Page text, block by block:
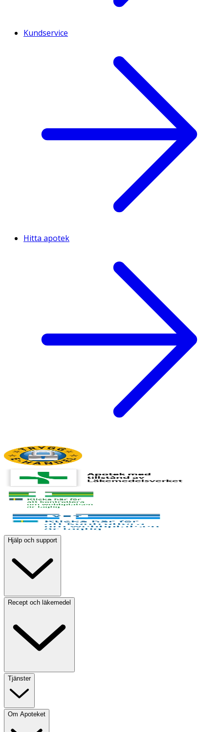
Kundservice
Hitta apotek
Hjälp och support
Recept och läkemedel
Tjänster
Om Apoteket